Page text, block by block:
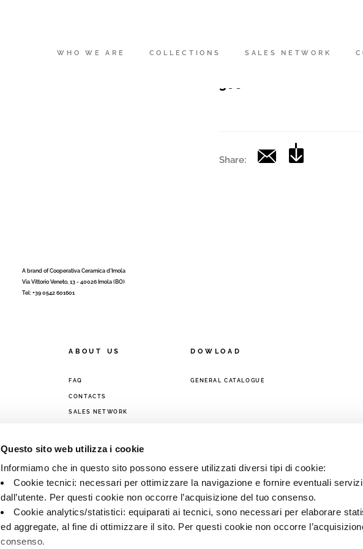
Questo sito web utilizza i cookie
Informiamo che in questo sito possono essere utilizzati diversi tipi di cookie:
Cookie tecnici: necessari per ottimizzare la navigazione e fornire eventuali
dall’utente. Per questi cookie non occorre l’acquisizione del tuo consenso.
Cookie analytics/statistici: equiparati ai tecnici, sono necessari per elaborare
ed aggregate, al fine di ottimizzare il sito. Per questi cookie non occorre
consenso.
WHO WE ARE COLLECTIONS SALES NETWORK
306
Share:
A brand of Cooperativa Ceramica d’Imola
Via Vittorio Veneto, 13 - 40026 Imola (BO)
Tel: +39 0542 601601
ABOUT US
FAQ
CONTACTS
SALES NETWORK
DOWLOAD
GENERAL CATALOGUE